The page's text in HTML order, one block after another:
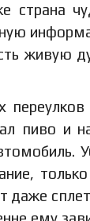
страна
живую
пиво
даже